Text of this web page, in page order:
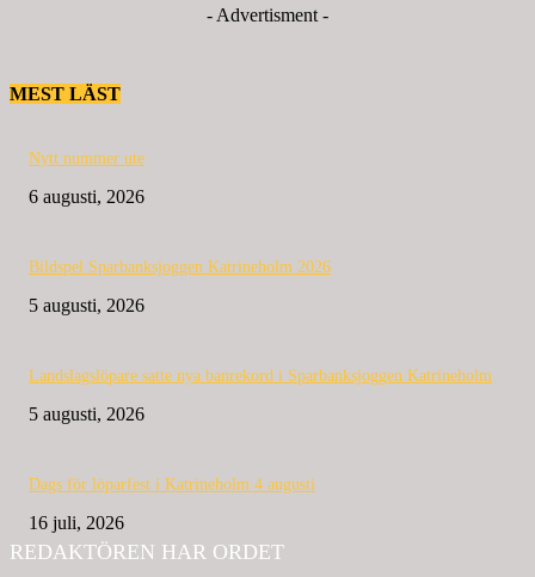
- Advertisment -
MEST LÄST
Nytt nummer ute
6 augusti, 2026
Bildspel Sparbanksjoggen Katrineholm 2026
5 augusti, 2026
Landslagslöpare satte nya banrekord i Sparbanksjoggen Katrineholm
5 augusti, 2026
Dags för löparfest i Katrineholm 4 augusti
16 juli, 2026
REDAKTÖREN HAR ORDET